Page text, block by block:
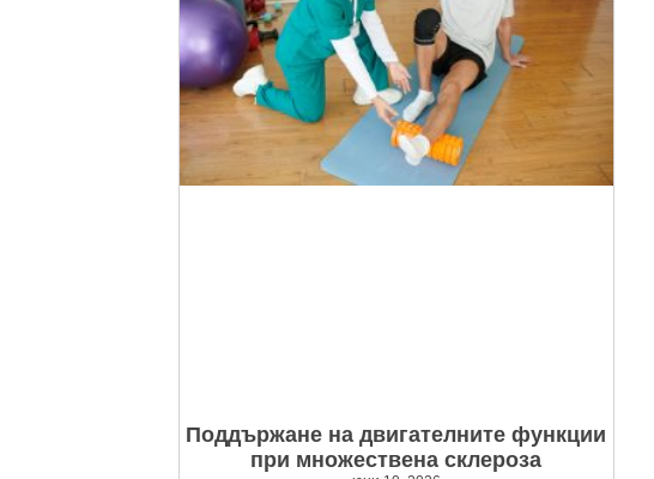
Поддържане на двигателните функции
при множествена склероза